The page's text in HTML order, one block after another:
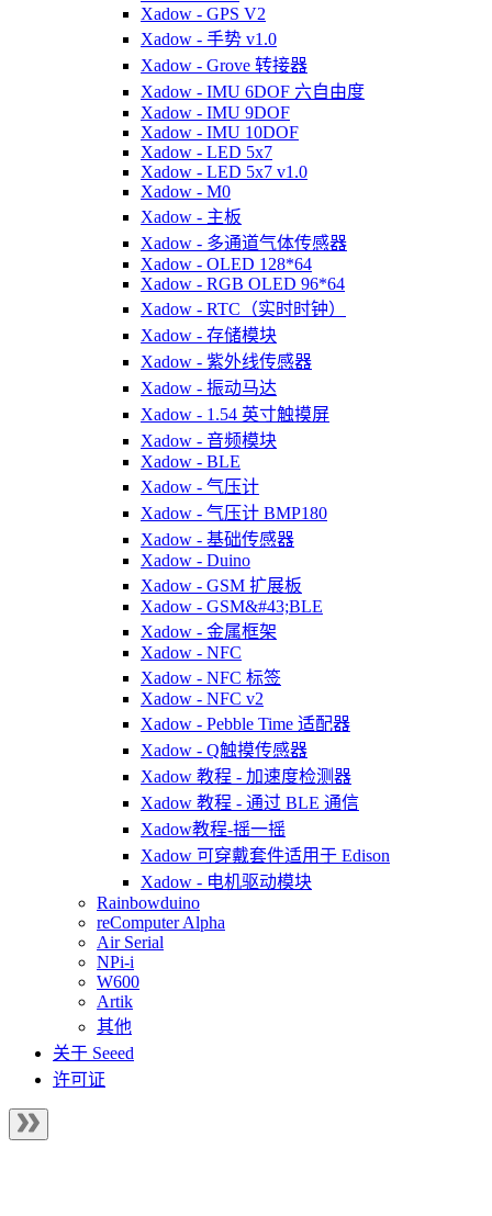
Xadow - GPS V2
Xadow - 手势 v1.0
Xadow - Grove 转接器
Xadow - IMU 6DOF 六自由度
Xadow - IMU 9DOF
Xadow - IMU 10DOF
Xadow - LED 5x7
Xadow - LED 5x7 v1.0
Xadow - M0
Xadow - 主板
Xadow - 多通道气体传感器
Xadow - OLED 128*64
Xadow - RGB OLED 96*64
Xadow - RTC（实时时钟）
Xadow - 存储模块
Xadow - 紫外线传感器
Xadow - 振动马达
Xadow - 1.54 英寸触摸屏
Xadow - 音频模块
Xadow - BLE
Xadow - 气压计
Xadow - 气压计 BMP180
Xadow - 基础传感器
Xadow - Duino
Xadow - GSM 扩展板
Xadow - GSM&#43;BLE
Xadow - 金属框架
Xadow - NFC
Xadow - NFC 标签
Xadow - NFC v2
Xadow - Pebble Time 适配器
Xadow - Q触摸传感器
Xadow 教程 - 加速度检测器
Xadow 教程 - 通过 BLE 通信
Xadow教程-摇一摇
Xadow 可穿戴套件适用于 Edison
Xadow - 电机驱动模块
Rainbowduino
reComputer Alpha
Air Serial
NPi-i
W600
Artik
其他
关于 Seeed
许可证